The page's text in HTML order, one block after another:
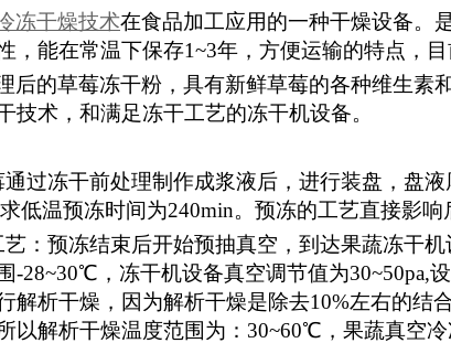
冻干燥技术在食品加工应用的一种干燥设备。
，能在常温下保存1~3年，方便运输的特点，
后的草莓冻干粉，具有新鲜草莓的各种维生素
技术，和满足冻干工艺的冻干机设备。
过冻干前处理制作成浆液后，进行装盘，盘
低温预冻时间为240min。预冻的工艺直接影响
：预冻结束后开始预抽真空，到达果蔬冻干
-28~30℃，冻干机设备真空调节值为30~50pa,
解析干燥，因为解析干燥是除去10%左右的
以解析干燥温度范围为：30~60℃，果蔬真空